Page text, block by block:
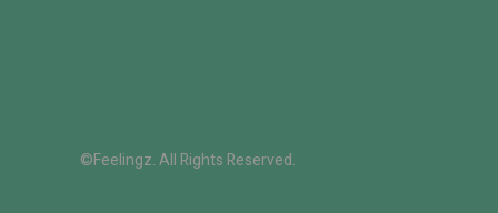
©Feelingz. All Rights Reserved.